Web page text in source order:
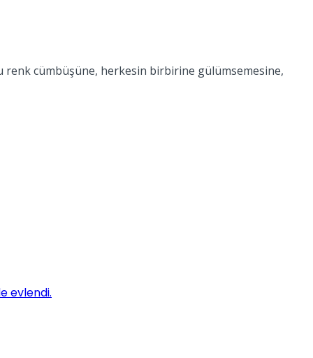
renk cümbüşüne, herkesin birbirine gülümsemesine,